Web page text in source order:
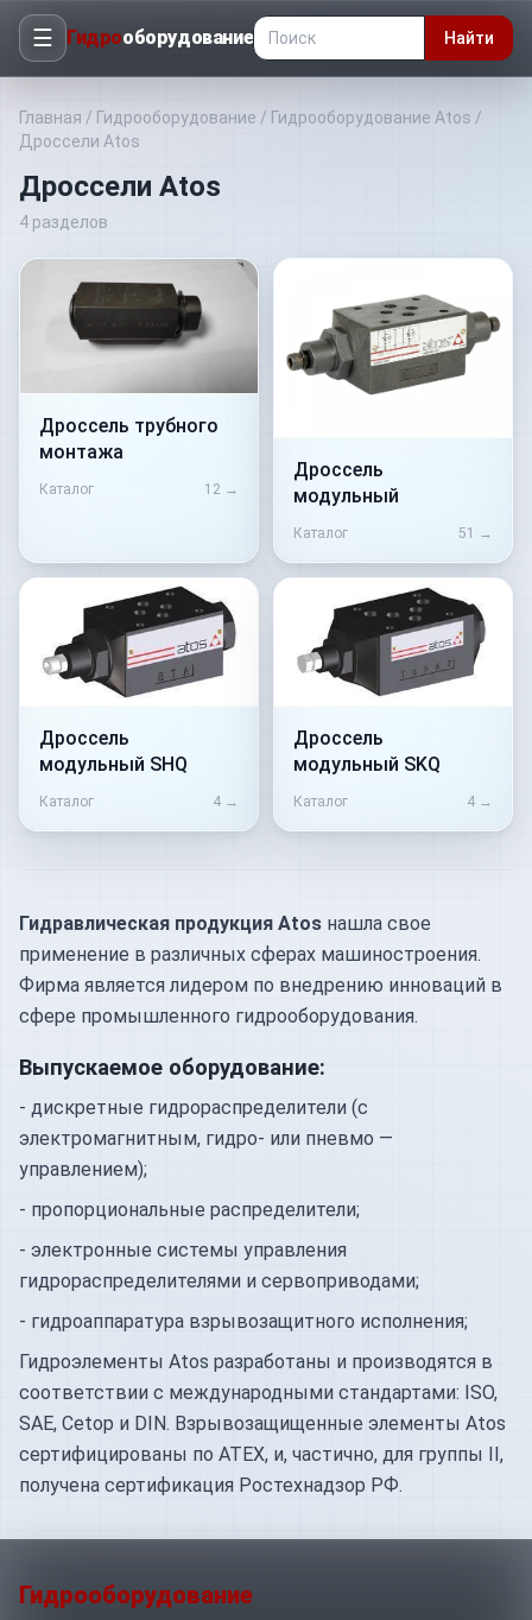
☰ Гидрооборудование Найти
Главная / Гидрооборудование / Гидрооборудование Atos /
Дроссели Atos
Дроссели Atos
4 разделов
Дроссель трубного
монтажа
Каталог 12 →
Дроссель
модульный
Каталог 51 →
Дроссель
модульный SHQ
Каталог 4 →
Дроссель
модульный SKQ
Каталог 4 →
Гидравлическая продукция Atos нашла свое
применение в различных сферах машиностроения.
Фирма является лидером по внедрению инноваций в
сфере промышленного гидрооборудования.
Выпускаемое оборудование:
- дискретные гидрораспределители (с
электромагнитным, гидро- или пневмо —
управлением);
- пропорциональные распределители;
- электронные системы управления
гидрораспределителями и сервоприводами;
- гидроаппаратура взрывозащитного исполнения;
Гидроэлементы Atos разработаны и производятся в
соответствии с международными стандартами: ISO,
SAE, Cetop и DIN. Взрывозащищенные элементы Atos
сертифицированы по ATEX, и, частично, для группы II,
получена сертификация Ростехнадзор РФ.
Гидрооборудование